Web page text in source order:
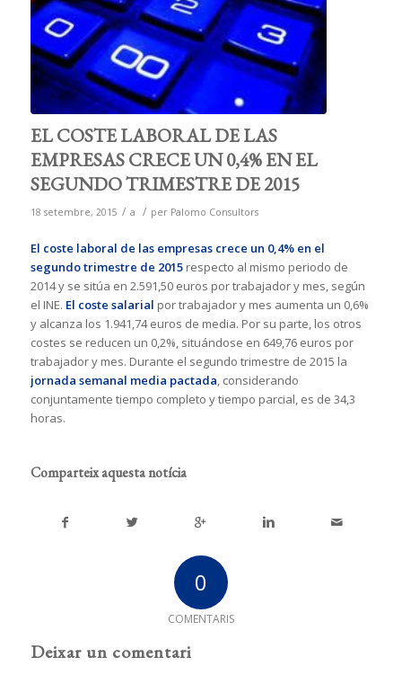
EL COSTE LABORAL DE LAS
EMPRESAS CRECE UN 0,4% EN EL
SEGUNDO TRIMESTRE DE 2015
18 setembre, 2015 / a / per Palomo Consultors
El coste laboral de las empresas crece un 0,4% en el
segundo trimestre de 2015respecto al mismo periodo de
2014 y se sitúa en 2.591,50 euros por trabajador y mes, según
el INE. El coste salarial por trabajador y mes aumenta un 0,6%
y alcanza los 1.941,74 euros de media. Por su parte, los otros
costes se reducen un 0,2%, situándose en 649,76 euros por
trabajador y mes. Durante el segundo trimestre de 2015 la
jornada semanal media pactada, considerando
conjuntamente tiempo completo y tiempo parcial, es de 34,3
horas.
Comparteix aquesta notícia
0
COMENTARIS
Deixar un comentari